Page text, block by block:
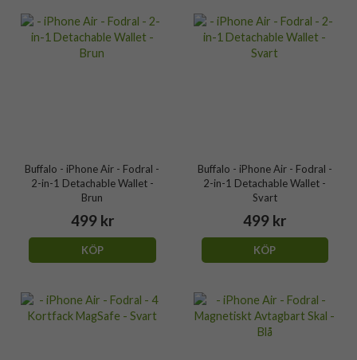
Buffalo - iPhone Air - Fodral -
2-in-1 Detachable Wallet -
Brun
499 kr
KÖP
Buffalo - iPhone Air - Fodral -
2-in-1 Detachable Wallet -
Svart
499 kr
KÖP